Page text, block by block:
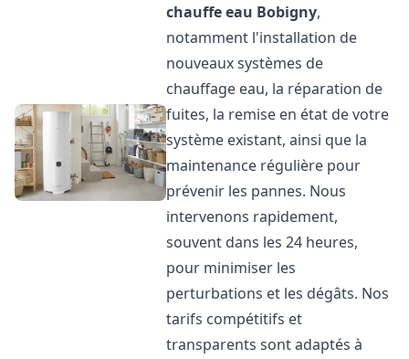
chauffe eau Bobigny,
notamment l'installation de
nouveaux systèmes de
chauffage eau, la réparation de
fuites, la remise en état de votre
système existant, ainsi que la
maintenance régulière pour
prévenir les pannes. Nous
intervenons rapidement,
souvent dans les 24 heures,
pour minimiser les
perturbations et les dégâts. Nos
tarifs compétitifs et
transparents sont adaptés à